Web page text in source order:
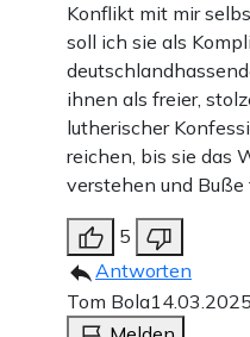
Konflikt mit mir
soll ich sie als
ihnen als freier,
lutherischer
reichen, bis sie das
verstehen und Buße
5
Antworten
Tom Bola